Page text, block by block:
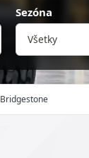
Sezóna
Bridgestone